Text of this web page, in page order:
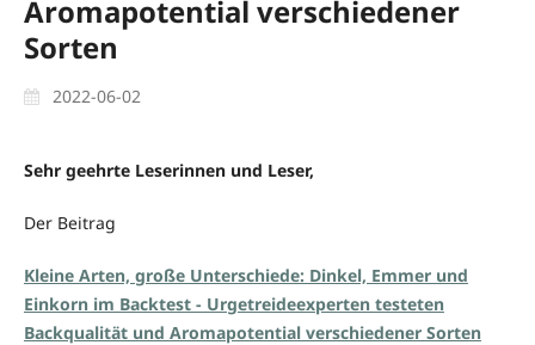
Aromapotential verschiedener
Sorten
2022-06-02
Sehr geehrte Leserinnen und Leser,
Der Beitrag
Kleine Arten, große Unterschiede: Dinkel, Emmer und
Einkorn im Backtest - Urgetreideexperten testeten
Backqualität und Aromapotential verschiedener Sorten